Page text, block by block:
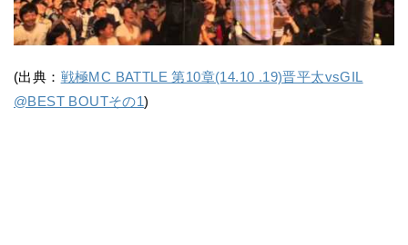
(出典： 戦極MC BATTLE 第10章(14.10 .19)晋平太vsGIL
@BEST BOUTその1)